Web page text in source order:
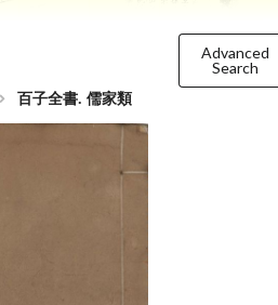
Advanced
Search
百子全書. 儒家類